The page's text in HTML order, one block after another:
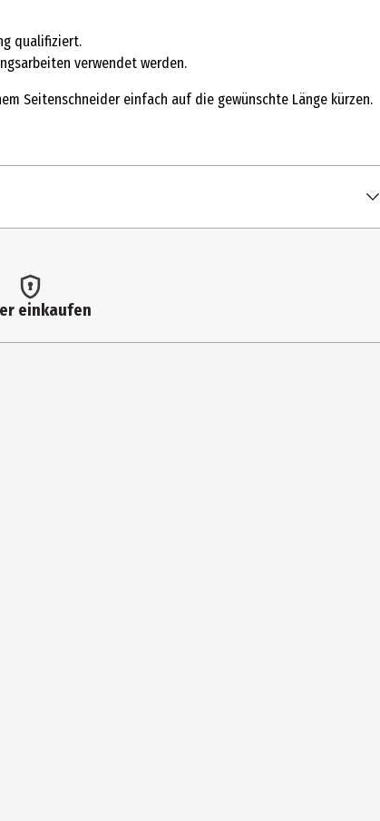
qualifiziert.
verwendet werden.
Seitenschneider einfach auf die gewünschte Länge kürzen.
einkaufen